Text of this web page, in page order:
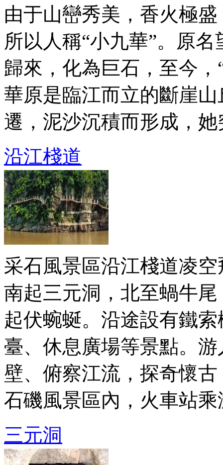
由于山巒秀美，香火極
所以人稱“小九華”。原
歸來，化為巨石，至今
華原是臨江而立的斷崖
遷，泥沙沉積而形成，
沿江棧道
采石風景區沿江棧道凌
南起三元洞，北至蝸牛
起伏蜿蜒。沿途設有鐵
臺、休息廣場等景點。
壁、俯察江流，探奇懷
石磯風景區內，火車站
三元洞